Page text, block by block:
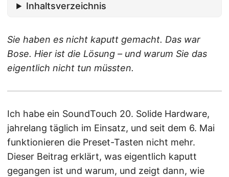
Inhaltsverzeichnis
Sie haben es nicht kaputt gemacht. Das war
Bose. Hier ist die Lösung – und warum Sie das
eigentlich nicht tun müssten.
Ich habe ein SoundTouch 20. Solide Hardware,
jahrelang täglich im Einsatz, und seit dem 6. Mai
funktionieren die Preset-Tasten nicht mehr.
Dieser Beitrag erklärt, was eigentlich kaputt
gegangen ist und warum, und zeigt dann, wie